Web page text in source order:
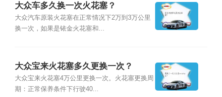
大众车多久换一次火花塞？
大众汽车原装火花塞在正常情况下2万到3万公里
换一次，如果是铱金火花塞和...
大众宝来火花塞多久更换一次？
大众宝来火花塞4万公里更换一次。火花塞更换周
期：正常保养条件下行驶40...